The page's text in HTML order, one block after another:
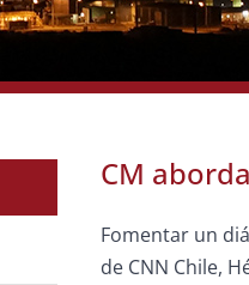
CM
Fomentar un
de CNN Chile,